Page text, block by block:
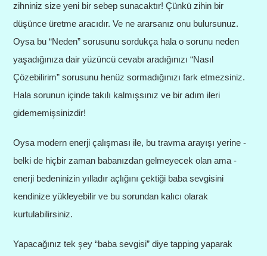
zihniniz size yeni bir sebep sunacaktır! Çünkü zihin bir
düşünce üretme aracıdır. Ve ne ararsanız onu bulursunuz.
Oysa bu “Neden” sorusunu sordukça hala o sorunu neden
yaşadığınıza dair yüzüncü cevabı aradığınızı “Nasıl
Çözebilirim” sorusunu henüz sormadığınızı fark etmezsiniz.
Hala sorunun içinde takılı kalmışsınız ve bir adım ileri
gidememişsinizdir!
Oysa modern enerji çalışması ile, bu travma arayışı yerine -
belki de hiçbir zaman babanızdan gelmeyecek olan ama -
enerji bedeninizin yılladır açlığını çektiği baba sevgisini
kendinize yükleyebilir ve bu sorundan kalıcı olarak
kurtulabilirsiniz.
Yapacağınız tek şey “baba sevgisi” diye tapping yaparak